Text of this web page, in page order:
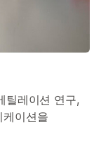
틸레이션 연구,
이션을